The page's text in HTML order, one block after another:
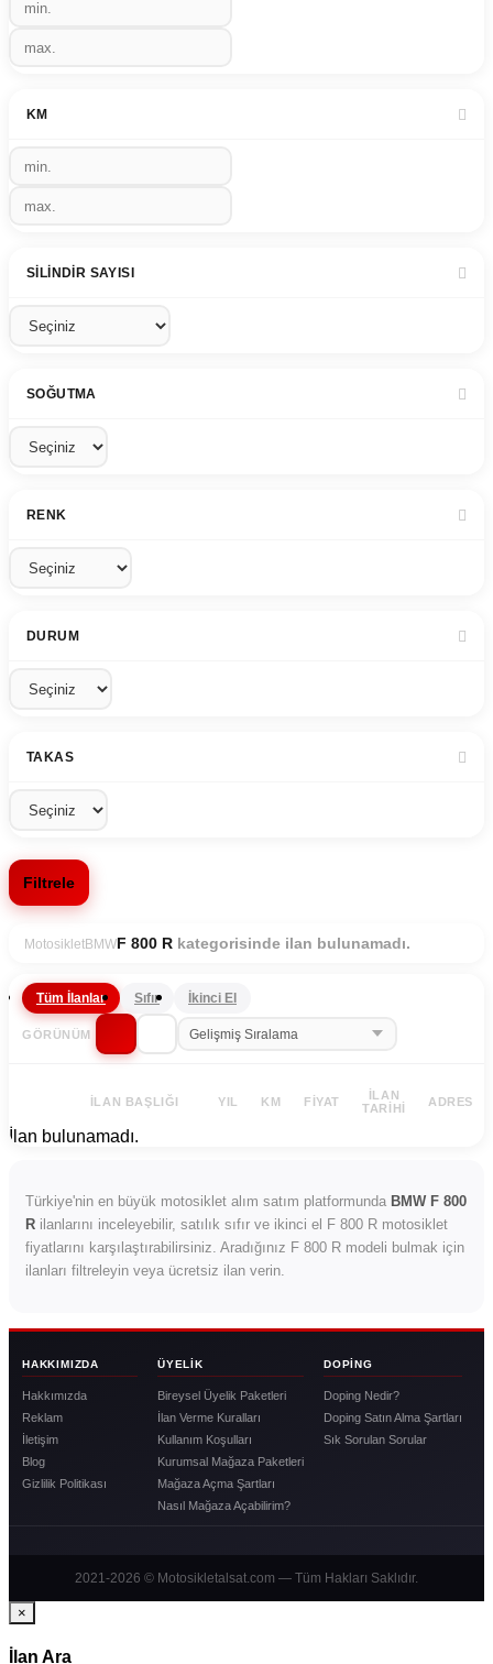
KM
SILINDIR SAYISI
SOĞUTMA
RENK
DURUM
TAKAS
Filtrele
MotosikletBMW F 800 R kategorisinde ilan bulunamadı.
Tüm İlanlar Sıfır İkinci El
GÖRÜNÜM
İLAN BAŞLIĞI YIL KM FIYAT
İLAN
TARIHI
ADRES
İlan bulunamadı.
Türkiye'nin en büyük motosiklet alım satım platformunda BMW F 800
R ilanlarını inceleyebilir, satılık sıfır ve ikinci el F 800 R motosiklet
fiyatlarını karşılaştırabilirsiniz. Aradığınız F 800 R modeli bulmak için
ilanları filtreleyin veya ücretsiz ilan verin.
HAKKIMIZDA
Hakkımızda
Reklam
İletişim
Blog
Gizlilik Politikası
ÜYELIK
Bireysel Üyelik Paketleri
İlan Verme Kuralları
Kullanım Koşulları
Kurumsal Mağaza Paketleri
Mağaza Açma Şartları
Nasıl Mağaza Açabilirim?
DOPING
Doping Nedir?
Doping Satın Alma Şartları
Sık Sorulan Sorular
2021-2026 © Motosikletalsat.com — Tüm Hakları Saklıdır.
×
İlan Ara